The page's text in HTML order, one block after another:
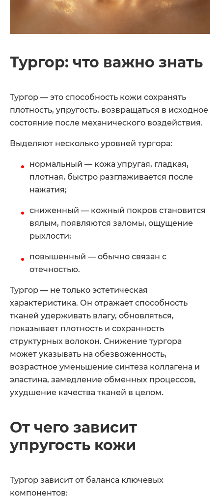
Тургор: что важно знать
Тургор — это способность кожи сохранять
плотность, упругость, возвращаться в исходное
состояние после механического воздействия.
Выделяют несколько уровней тургора:
нормальный — кожа упругая, гладкая,
плотная, быстро разглаживается после
нажатия;
сниженный — кожный покров становится
вялым, появляются заломы, ощущение
рыхлости;
повышенный — обычно связан с
отечностью.
Тургор — не только эстетическая
характеристика. Он отражает способность
тканей удерживать влагу, обновляться,
показывает плотность и сохранность
структурных волокон. Снижение тургора
может указывать на обезвоженность,
возрастное уменьшение синтеза коллагена и
эластина, замедление обменных процессов,
ухудшение качества тканей в целом.
От чего зависит
упругость кожи
Тургор зависит от баланса ключевых
компонентов: